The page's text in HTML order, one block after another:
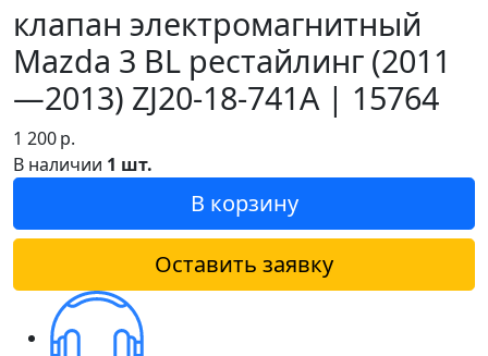
клапан электромагнитный
Mazda 3 BL рестайлинг (2011
—2013) ZJ20-18-741A | 15764
1 200р.
В наличии 1 шт.
В корзину
Оставить заявку